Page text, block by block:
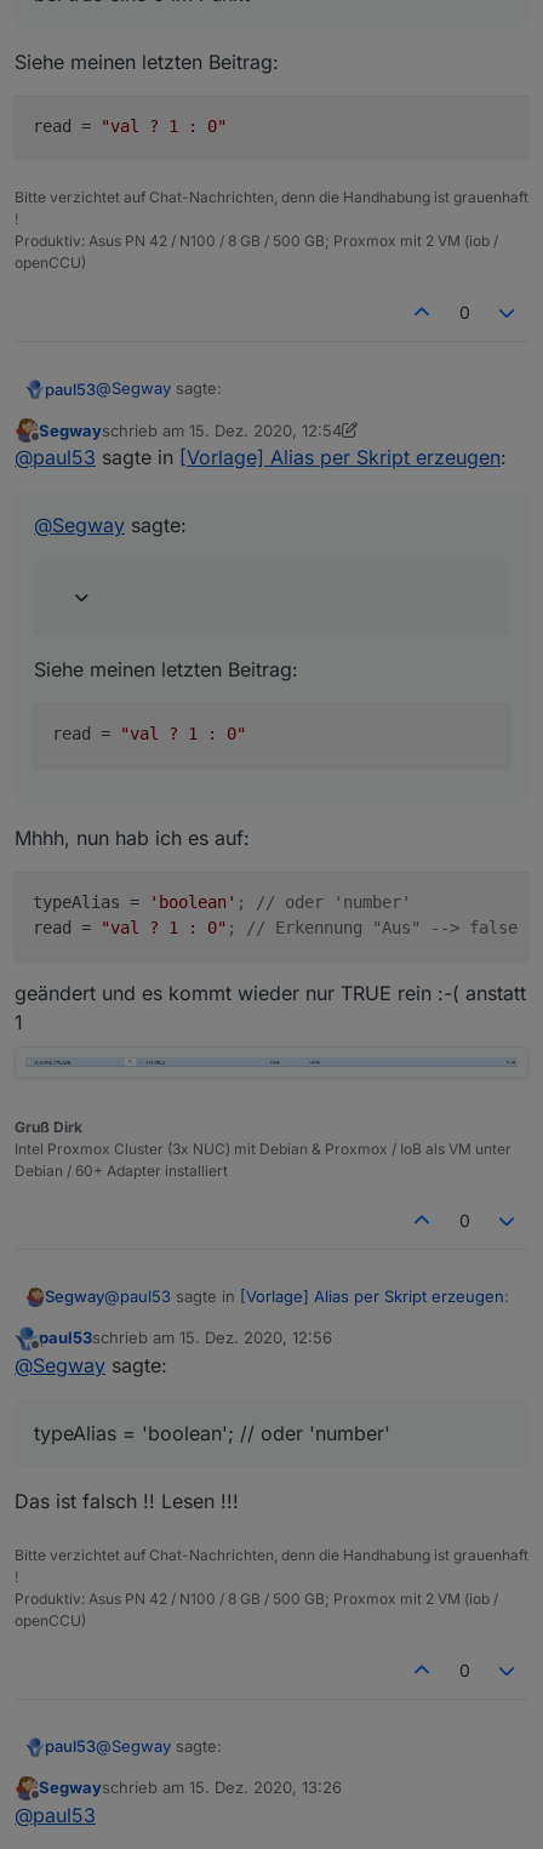
Siehe meinen letzten Beitrag:
read = "val ? 1 : 0"
Bitte verzichtet auf Chat-Nachrichten, denn die Handhabung ist grauenhaft
!
Produktiv: Asus PN 42 / N100 / 8 GB / 500 GB; Proxmox mit 2 VM (iob /
openCCU)
0
paul53@Segway sagte:
bei true eine 0 im Punkt
Siehe meinen letzten Beitrag:
Offline
Segwayschrieb am 15. Dez. 2020, 12:54
zuletzt editiert von Segway
@paul53 sagte in [Vorlage] Alias per Skript erzeugen:
@Segway sagte:
Siehe meinen letzten Beitrag:
read = "val ? 1 : 0"
Mhhh, nun hab ich es auf:
typeAlias = 'boolean' ; // oder 'number'
read
= "val ? 1 : 0" ; // Erkennung "Aus" --> false
geändert und es kommt wieder nur TRUE rein :-( anstatt
1
Gruß Dirk
Intel Proxmox Cluster (3x NUC) mit Debian & Proxmox / IoB als VM unter
Debian / 60+ Adapter installiert
0
Segway@paul53 sagte in [Vorlage] Alias per Skript erzeugen:
@Segway
bei true eine 0 im Punkt
geändert und es kommt wieder nur TRUE rein :-(
Offline
paul53schrieb am 15. Dez. 2020, 12:56
zuletzt editiert von
@Segway sagte:
typeAlias = 'boolean'; // oder 'number'
Das ist falsch !! Lesen !!!
Bitte verzichtet auf Chat-Nachrichten, denn die Handhabung ist grauenhaft
!
Produktiv: Asus PN 42 / N100 / 8 GB / 500 GB; Proxmox mit 2 VM (iob /
openCCU)
0
paul53@Segway sagte:
Offline
Segwayschrieb am 15. Dez. 2020, 13:26
zuletzt editiert von
@paul53